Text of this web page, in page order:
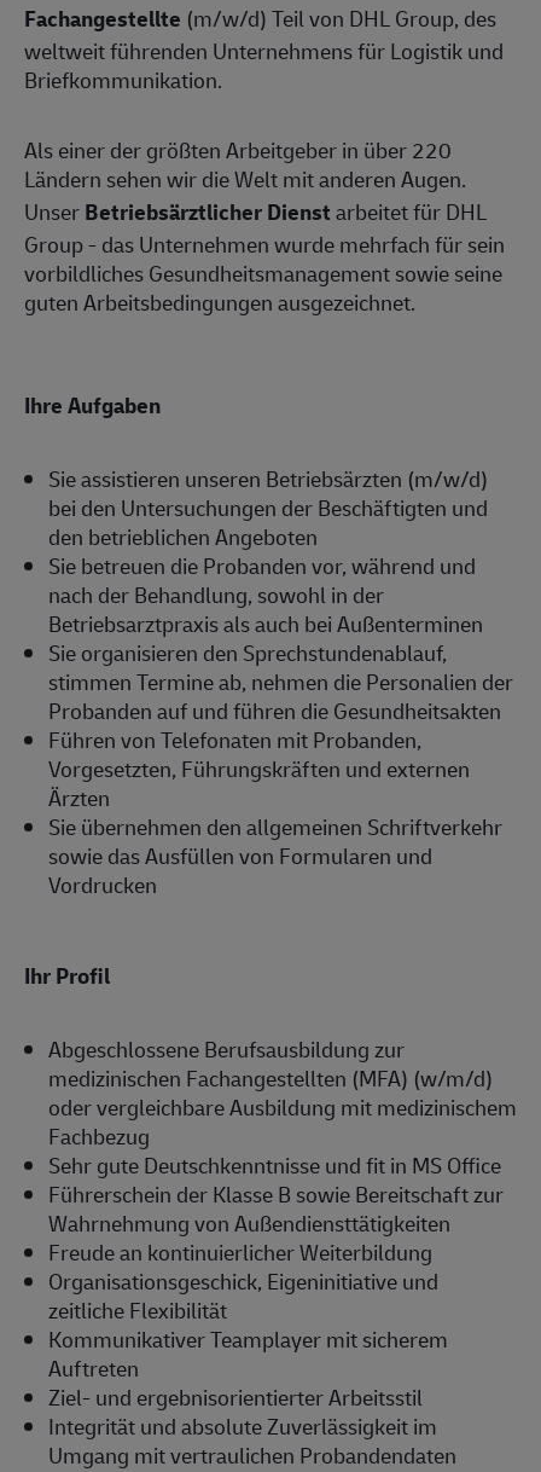
Fachangestellte (m/w/d) Teil von DHL Group, des
weltweit führenden Unternehmens für Logistik und
Briefkommunikation.
Als einer der größten Arbeitgeber in über 220
Ländern sehen wir die Welt mit anderen Augen.
UnserBetriebsärztlicher Dienstarbeitet für DHL
Group - das Unternehmen wurde mehrfach für sein
vorbildliches Gesundheitsmanagement sowie seine
guten Arbeitsbedingungen ausgezeichnet.
Ihre Aufgaben
Sie assistieren unseren Betriebsärzten (m/w/d)
bei den Untersuchungen der Beschäftigten und
den betrieblichen Angeboten
Sie betreuen die Probanden vor, während und
nach der Behandlung, sowohl in der
Betriebsarztpraxis als auch bei Außenterminen
Sie organisieren den Sprechstundenablauf,
stimmen Termine ab, nehmen die Personalien der
Probanden auf und führen die Gesundheitsakten
Führen von Telefonaten mit Probanden,
Vorgesetzten, Führungskräften und externen
Ärzten
Sie übernehmen den allgemeinen Schriftverkehr
sowie das Ausfüllen von Formularen und
Vordrucken
Ihr Profil
Abgeschlossene Berufsausbildung zur
medizinischen Fachangestellten (MFA) (w/m/d)
oder vergleichbare Ausbildung mit medizinischem
Fachbezug
Sehr gute Deutschkenntnisse und fit in MS Office
Führerschein der Klasse B sowie Bereitschaft zur
Wahrnehmung von Außendiensttätigkeiten
Freude an kontinuierlicher Weiterbildung
Organisationsgeschick, Eigeninitiative und
zeitliche Flexibilität
Kommunikativer Teamplayer mit sicherem
Auftreten
Ziel- und ergebnisorientierter Arbeitsstil
Integrität und absolute Zuverlässigkeit im
Umgang mit vertraulichen Probandendaten